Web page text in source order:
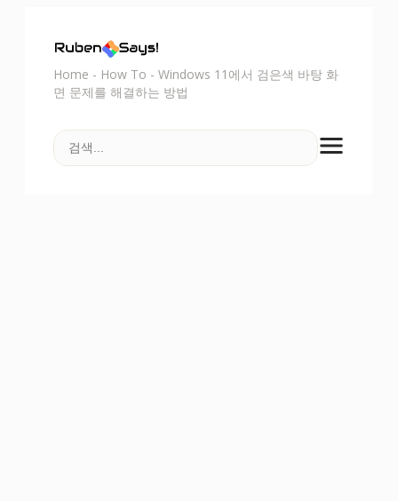
Home - How To - Windows 11에서 검은색 바탕 화
면 문제를 해결하는 방법